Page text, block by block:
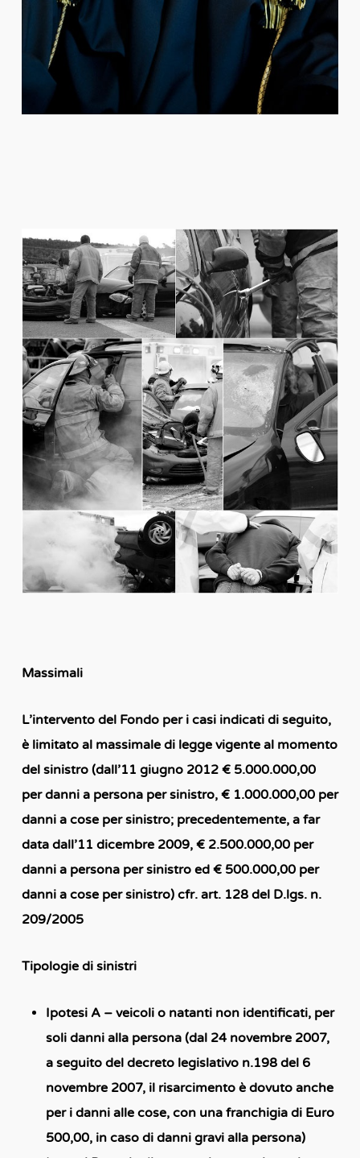
Massimali
L’intervento del Fondo per i casi indicati di seguito,
è limitato al massimale di legge vigente al momento
del sinistro (dall’11 giugno 2012 € 5.000.000,00
per danni a persona per sinistro, € 1.000.000,00 per
danni a cose per sinistro; precedentemente, a far
data dall’11 dicembre 2009, € 2.500.000,00 per
danni a persona per sinistro ed € 500.000,00 per
danni a cose per sinistro) cfr. art. 128 del D.lgs. n.
209/2005
Tipologie di sinistri
Ipotesi A – veicoli o natanti non identificati, per
soli danni alla persona (dal 24 novembre 2007,
a seguito del decreto legislativo n.198 del 6
novembre 2007, il risarcimento è dovuto anche
per i danni alle cose, con una franchigia di Euro
500,00, in caso di danni gravi alla persona)